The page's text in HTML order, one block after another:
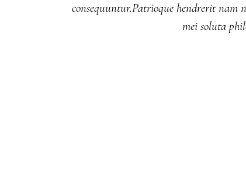
consequuntur.Patrioque hendrerit nam
mei soluta